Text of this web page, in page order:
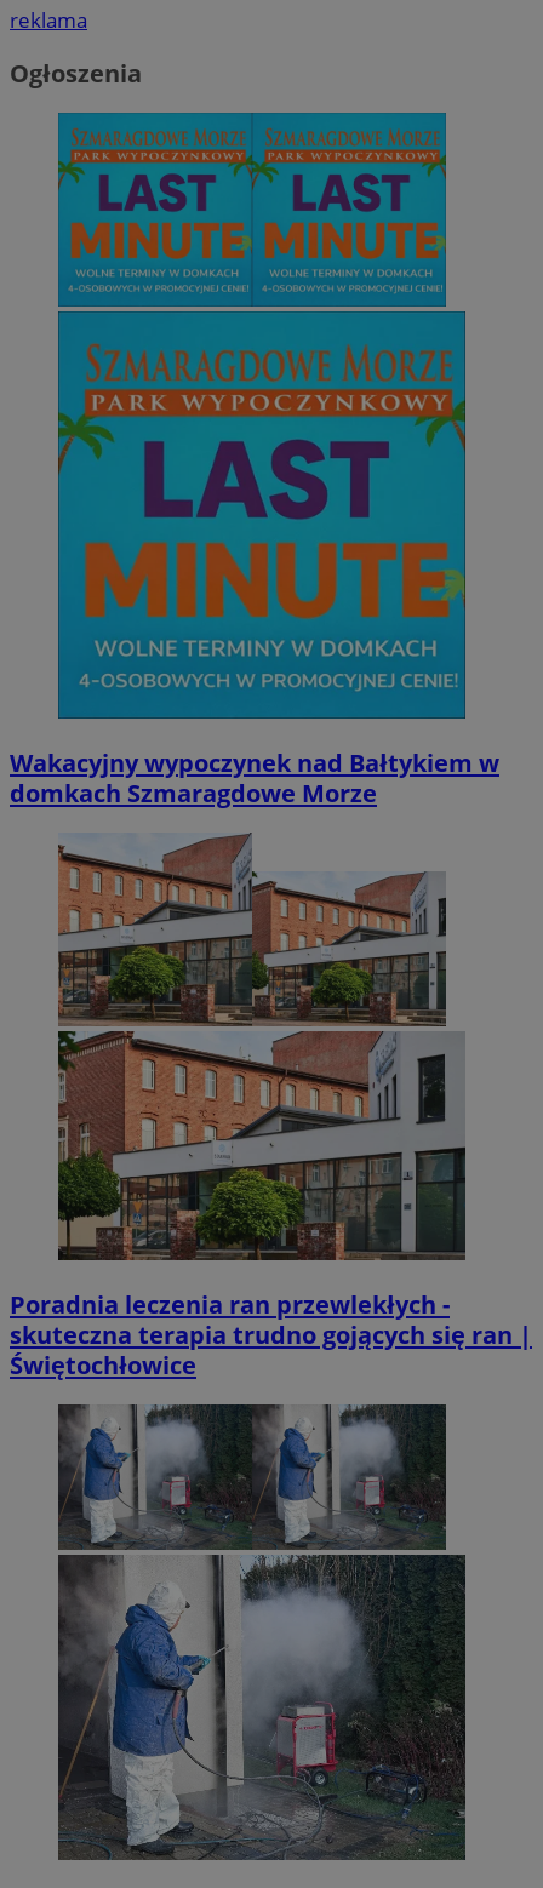
reklama
Ogłoszenia
Wakacyjny wypoczynek nad Bałtykiem w
domkach Szmaragdowe Morze
Poradnia leczenia ran przewlekłych -
skuteczna terapia trudno gojących się ran |
Świętochłowice